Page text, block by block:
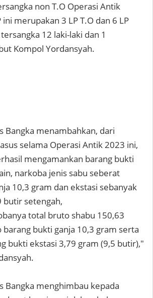
non T.O Operasi Antik
merupakan 3 LP T.O dan 6 LP
12 laki-laki dan 1
Kompol Yordansyah.
Bangka menambahkan, dari
selama Operasi Antik 2023 ini,
mengamankan barang bukti
narkoba jenis sabu seberat
10,3 gram dan ekstasi sebanyak
butir setengah,
total bruto shabu 150,63
bukti ganja 10,3 gram serta
bukti ekstasi 3,79 gram (9,5 butir),"
Bangka menghimbau kepada